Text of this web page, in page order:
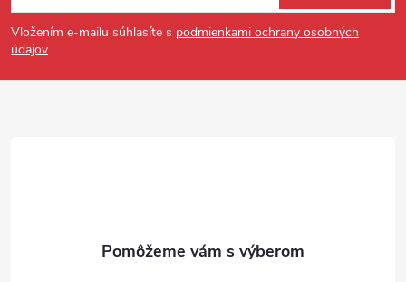
Vložením e-mailu súhlasíte s podmienkami ochrany osobných
údajov